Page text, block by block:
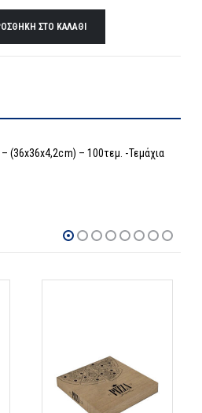
ΣΤΟ ΚΑΛΆΘΙ
– (36x36x4,2cm) – 100τεμ. -Τεμάχια